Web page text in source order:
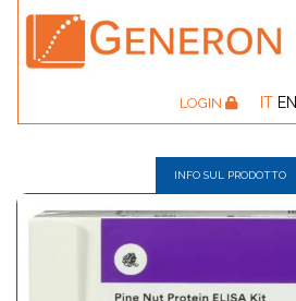
LOGIN IT EN
INFO SUL PRODOTTO